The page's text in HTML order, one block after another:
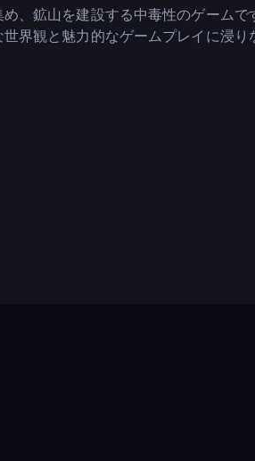
、鉱山を建設する中毒性のゲーム
界観と魅力的なゲームプレイに浸り